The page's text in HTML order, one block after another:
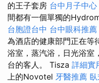
的王子套房 台中月子中心
間都有一個單獨的
台胞證台中 台中眼科推薦
為酒店的健康部門正在等
浴室，蒸汽浴，日光浴室
台的客人。 Tisza 詳細實
上的Novotel 牙醫推薦